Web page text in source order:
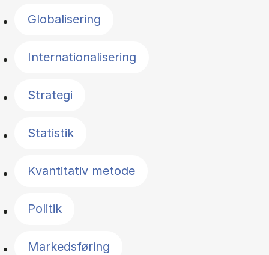
Globalisering
Internationalisering
Strategi
Statistik
Kvantitativ metode
Politik
Markedsføring